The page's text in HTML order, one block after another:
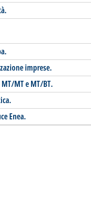
imprese.
MT e MT/BT.
Enea.